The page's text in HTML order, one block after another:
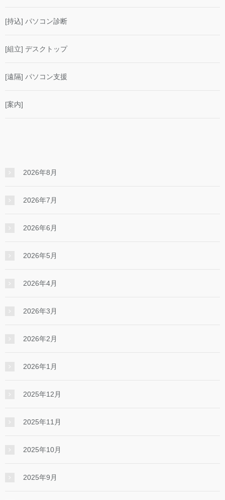
[持込] パソコン診断
[組立] デスクトップ
[遠隔] パソコン支援
[案内]
2026年8月
2026年7月
2026年6月
2026年5月
2026年4月
2026年3月
2026年2月
2026年1月
2025年12月
2025年11月
2025年10月
2025年9月